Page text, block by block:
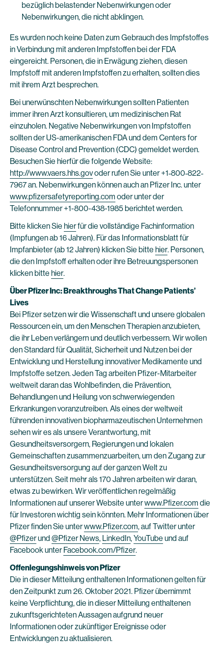
bezüglich belastender Nebenwirkungen oder
Nebenwirkungen, die nicht abklingen.
Es wurden noch keine Daten zum Gebrauch des Impfstoffes
in Verbindung mit anderen Impfstoffen bei der FDA
eingereicht. Personen, die in Erwägung ziehen, diesen
Impfstoff mit anderen Impfstoffen zu erhalten, sollten dies
mit ihrem Arzt besprechen.
Bei unerwünschten Nebenwirkungen sollten Patienten
immer ihren Arzt konsultieren, um medizinischen Rat
einzuholen. Negative Nebenwirkungen von Impfstoffen
sollten der US-amerikanischen FDA und dem Centers for
Disease Control and Prevention (CDC) gemeldet werden.
Besuchen Sie hierfür die folgende Website:
http://www.vaers.hhs.govoder rufen Sie unter +1‐800‐822‐
7967 an. Nebenwirkungen können auch an Pfizer Inc. unter
www.pfizersafetyreporting.com oder unter der
Telefonnummer +1-800-438-1985 berichtet werden.
Bitte klicken Sie hierfür die vollständige Fachinformation
(Impfungen ab 16 Jahren). Für das Informationsblatt für
Impfanbieter (ab 12 Jahren) klicken Sie bitte hier. Personen,
die den Impfstoff erhalten oder ihre Betreuungspersonen
klicken bitte hier.
Über Pfizer Inc: Breakthroughs That Change Patients’
Lives
Bei Pfizer setzen wir die Wissenschaft und unsere globalen
Ressourcen ein, um den Menschen Therapien anzubieten,
die ihr Leben verlängern und deutlich verbessern. Wir wollen
den Standard für Qualität, Sicherheit und Nutzen bei der
Entwicklung und Herstellung innovativer Medikamente und
Impfstoffe setzen. Jeden Tag arbeiten Pfizer-Mitarbeiter
weltweit daran das Wohlbefinden, die Prävention,
Behandlungen und Heilung von schwerwiegenden
Erkrankungen voranzutreiben. Als eines der weltweit
führenden innovativen biopharmazeutischen Unternehmen
sehen wir es als unsere Verantwortung, mit
Gesundheitsversorgern, Regierungen und lokalen
Gemeinschaften zusammenzuarbeiten, um den Zugang zur
Gesundheitsversorgung auf der ganzen Welt zu
unterstützen. Seit mehr als 170 Jahren arbeiten wir daran,
etwas zu bewirken. Wir veröffentlichen regelmäßig
Informationen auf unserer Website unterwww.Pfizer.com die
für Investoren wichtig sein könnten. Mehr Informationen über
Pfizer finden Sie unterwww.Pfizer.com, auf Twitter unter
@Pfizerund @Pfizer News, LinkedIn,YouTube und auf
Facebook unterFacebook.com/Pfizer.
Offenlegungshinweis von Pfizer
Die in dieser Mitteilung enthaltenen Informationen gelten für
den Zeitpunkt zum 26. Oktober 2021. Pfizer übernimmt
keine Verpflichtung, die in dieser Mitteilung enthaltenen
zukunftsgerichteten Aussagen aufgrund neuer
Informationen oder zukünftiger Ereignisse oder
Entwicklungen zu aktualisieren.